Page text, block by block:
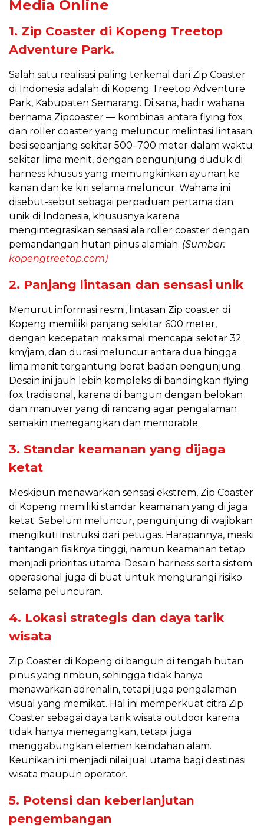
Media Online
1. Zip Coaster di Kopeng Treetop
Adventure Park.
Salah satu realisasi paling terkenal dari Zip Coaster
di Indonesia adalah di Kopeng Treetop Adventure
Park, Kabupaten Semarang. Di sana, hadir wahana
bernama Zipcoaster — kombinasi antara flying fox
dan roller coaster yang meluncur melintasi lintasan
besi sepanjang sekitar 500–700 meter dalam waktu
sekitar lima menit, dengan pengunjung duduk di
harness khusus yang memungkinkan ayunan ke
kanan dan ke kiri selama meluncur. Wahana ini
disebut-sebut sebagai perpaduan pertama dan
unik di Indonesia, khususnya karena
mengintegrasikan sensasi ala roller coaster dengan
pemandangan hutan pinus alamiah. (Sumber:
kopengtreetop.com)
2. Panjang lintasan dan sensasi unik
Menurut informasi resmi, lintasan Zip coaster di
Kopeng memiliki panjang sekitar 600 meter,
dengan kecepatan maksimal mencapai sekitar 32
km/jam, dan durasi meluncur antara dua hingga
lima menit tergantung berat badan pengunjung.
Desain ini jauh lebih kompleks di bandingkan flying
fox tradisional, karena di bangun dengan belokan
dan manuver yang di rancang agar pengalaman
semakin menegangkan dan memorable.
3. Standar keamanan yang dijaga
ketat
Meskipun menawarkan sensasi ekstrem, Zip Coaster
di Kopeng memiliki standar keamanan yang di jaga
ketat. Sebelum meluncur, pengunjung di wajibkan
mengikuti instruksi dari petugas. Harapannya, meski
tantangan fisiknya tinggi, namun keamanan tetap
menjadi prioritas utama. Desain harness serta sistem
operasional juga di buat untuk mengurangi risiko
selama peluncuran.
4. Lokasi strategis dan daya tarik
wisata
Zip Coaster di Kopeng di bangun di tengah hutan
pinus yang rimbun, sehingga tidak hanya
menawarkan adrenalin, tetapi juga pengalaman
visual yang memikat. Hal ini memperkuat citra Zip
Coaster sebagai daya tarik wisata outdoor karena
tidak hanya menegangkan, tetapi juga
menggabungkan elemen keindahan alam.
Keunikan ini menjadi nilai jual utama bagi destinasi
wisata maupun operator.
5. Potensi dan keberlanjutan
pengembangan